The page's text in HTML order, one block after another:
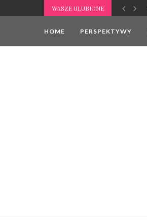
WASZE ULUBIONE
HOME PERSPEKTYWY